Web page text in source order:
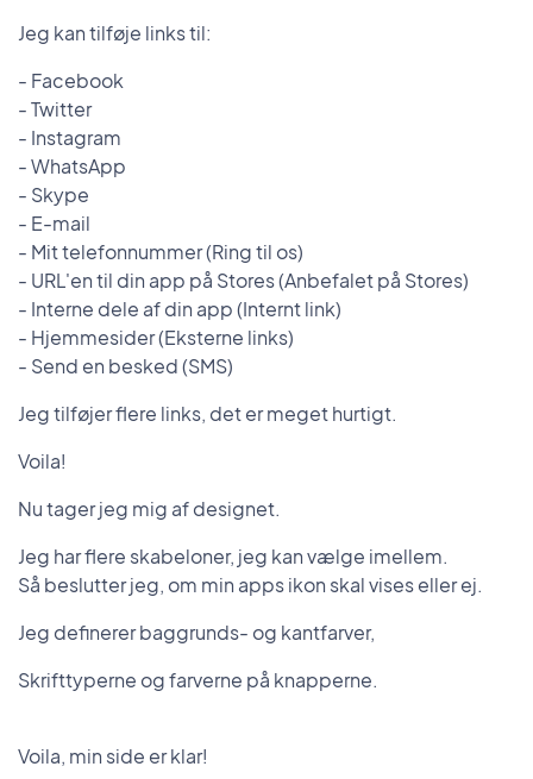
Jeg kan tilføje links til:
- Facebook
- Twitter
- Instagram
- WhatsApp
- Skype
- E-mail
- Mit telefonnummer (Ring til os)
- URL'en til din app på Stores (Anbefalet på Stores)
- Interne dele af din app (Internt link)
- Hjemmesider (Eksterne links)
- Send en besked (SMS)
Jeg tilføjer flere links, det er meget hurtigt.
Voila!
Nu tager jeg mig af designet.
Jeg har flere skabeloner, jeg kan vælge imellem.
Så beslutter jeg, om min apps ikon skal vises eller ej.
Jeg definerer baggrunds- og kantfarver,
Skrifttyperne og farverne på knapperne.
Voila, min side er klar!